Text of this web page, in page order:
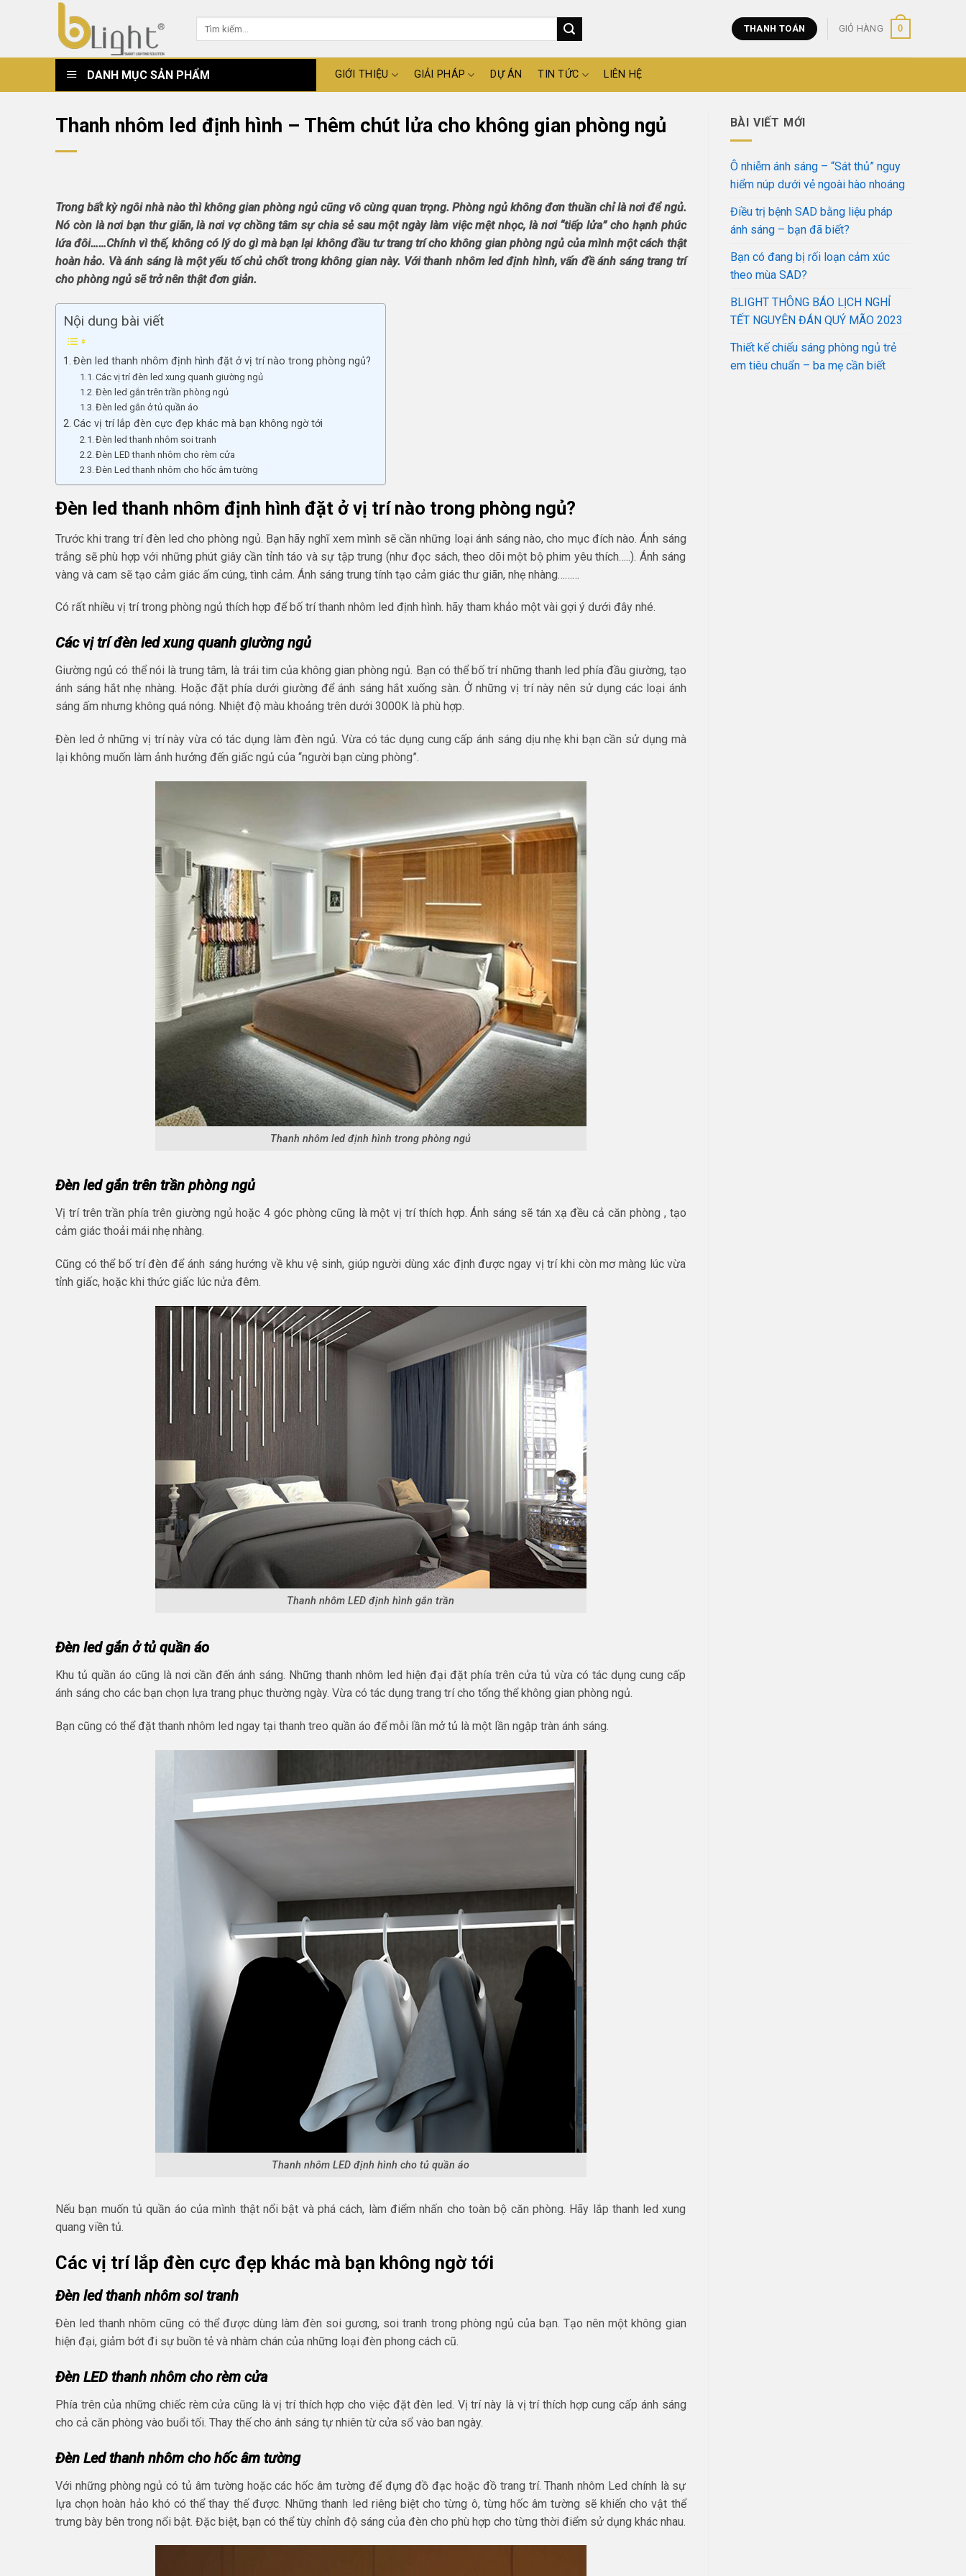
THANH TOÁN GIỎ HÀNG 0
DANH MỤC SẢN PHẨM GIỚI THIỆU GIẢI PHÁP DỰ ÁN TIN TỨC LIÊN HỆ
Thanh nhôm led định hình – Thêm chút lửa cho không gian phòng ngủ
Trong bất kỳ ngôi nhà nào thì không gian phòng ngủ cũng vô cùng quan trọng. Phòng ngủ không đơn thuần chỉ là nơi để ngủ.
Nó còn là nơi bạn thư giãn, là nơi vợ chồng tâm sự chia sẻ sau một ngày làm việc mệt nhọc, là nơi “tiếp lửa” cho hạnh phúc
lứa đôi……Chính vì thế, không có lý do gì mà bạn lại không đầu tư trang trí cho không gian phòng ngủ của mình một cách thật
hoàn hảo. Và ánh sáng là một yếu tố chủ chốt trong không gian này. Với thanh nhôm led định hình, vấn đề ánh sáng trang trí
cho phòng ngủ sẽ trở nên thật đơn giản.
Nội dung bài viết
Đèn led thanh nhôm định hình đặt ở vị trí nào trong phòng ngủ?
Các vị trí đèn led xung quanh giường ngủ
Đèn led gắn trên trần phòng ngủ
Đèn led gắn ở tủ quần áo
Các vị trí lắp đèn cực đẹp khác mà bạn không ngờ tới
Đèn led thanh nhôm soi tranh
Đèn LED thanh nhôm cho rèm cửa
Đèn Led thanh nhôm cho hốc âm tường
Đèn led thanh nhôm định hình đặt ở vị trí nào trong phòng ngủ?
Trước khi trang trí đèn led cho phòng ngủ. Bạn hãy nghĩ xem mình sẽ cần những loại ánh sáng nào, cho mục đích nào. Ánh sáng
trắng sẽ phù hợp với những phút giây cần tỉnh táo và sự tập trung (như đọc sách, theo dõi một bộ phim yêu thích…..). Ánh sáng
vàng và cam sẽ tạo cảm giác ấm cúng, tình cảm. Ánh sáng trung tính tạo cảm giác thư giãn, nhẹ nhàng………
Có rất nhiều vị trí trong phòng ngủ thích hợp để bố trí thanh nhôm led định hình. hãy tham khảo một vài gợi ý dưới đây nhé.
Các vị trí đèn led xung quanh giường ngủ
Giường ngủ có thể nói là trung tâm, là trái tim của không gian phòng ngủ. Bạn có thể bố trí những thanh led phía đầu giường, tạo
ánh sáng hắt nhẹ nhàng. Hoặc đặt phía dưới giường để ánh sáng hắt xuống sàn. Ở những vị trí này nên sử dụng các loại ánh
sáng ấm nhưng không quá nóng. Nhiệt độ màu khoảng trên dưới 3000K là phù hợp.
Đèn led ở những vị trí này vừa có tác dụng làm đèn ngủ. Vừa có tác dụng cung cấp ánh sáng dịu nhẹ khi bạn cần sử dụng mà
lại không muốn làm ảnh hưởng đến giấc ngủ của “người bạn cùng phòng”.
Thanh nhôm led định hình trong phòng ngủ
Đèn led gắn trên trần phòng ngủ
Vị trí trên trần phía trên giường ngủ hoặc 4 góc phòng cũng là một vị trí thích hợp. Ánh sáng sẽ tán xạ đều cả căn phòng , tạo
cảm giác thoải mái nhẹ nhàng.
Cũng có thể bố trí đèn để ánh sáng hướng về khu vệ sinh, giúp người dùng xác định được ngay vị trí khi còn mơ màng lúc vừa
tỉnh giấc, hoặc khi thức giấc lúc nửa đêm.
Thanh nhôm LED định hình gắn trần
Đèn led gắn ở tủ quần áo
Khu tủ quần áo cũng là nơi cần đến ánh sáng. Những thanh nhôm led hiện đại đặt phía trên cửa tủ vừa có tác dụng cung cấp
ánh sáng cho các bạn chọn lựa trang phục thường ngày. Vừa có tác dụng trang trí cho tổng thể không gian phòng ngủ.
Bạn cũng có thể đặt thanh nhôm led ngay tại thanh treo quần áo để mỗi lần mở tủ là một lần ngập tràn ánh sáng.
Thanh nhôm LED định hình cho tủ quần áo
Nếu bạn muốn tủ quần áo của mình thật nổi bật và phá cách, làm điểm nhấn cho toàn bộ căn phòng. Hãy lắp thanh led xung
quang viền tủ.
Các vị trí lắp đèn cực đẹp khác mà bạn không ngờ tới
Đèn led thanh nhôm soi tranh
Đèn led thanh nhôm cũng có thể được dùng làm đèn soi gương, soi tranh trong phòng ngủ của bạn. Tạo nên một không gian
hiện đại, giảm bớt đi sự buồn tẻ và nhàm chán của những loại đèn phong cách cũ.
Đèn LED thanh nhôm cho rèm cửa
Phía trên của những chiếc rèm cửa cũng là vị trí thích hợp cho việc đặt đèn led. Vị trí này là vị trí thích hợp cung cấp ánh sáng
cho cả căn phòng vào buổi tối. Thay thế cho ánh sáng tự nhiên từ cửa sổ vào ban ngày.
Đèn Led thanh nhôm cho hốc âm tường
Với những phòng ngủ có tủ âm tường hoặc các hốc âm tường để đựng đồ đạc hoặc đồ trang trí. Thanh nhôm Led chính là sự
lựa chọn hoàn hảo khó có thể thay thế được. Những thanh led riêng biệt cho từng ô, từng hốc âm tường sẽ khiến cho vật thể
trưng bày bên trong nổi bật. Đặc biệt, bạn có thể tùy chỉnh độ sáng của đèn cho phù hợp cho từng thời điểm sử dụng khác nhau.
BÀI VIẾT MỚI
Ô nhiễm ánh sáng – “Sát thủ” nguy
hiểm núp dưới vẻ ngoài hào nhoáng
Điều trị bệnh SAD bằng liệu pháp
ánh sáng – bạn đã biết?
Bạn có đang bị rối loạn cảm xúc
theo mùa SAD?
BLIGHT THÔNG BÁO LỊCH NGHỈ
TẾT NGUYÊN ĐÁN QUÝ MÃO 2023
Thiết kế chiếu sáng phòng ngủ trẻ
em tiêu chuẩn – ba mẹ cần biết